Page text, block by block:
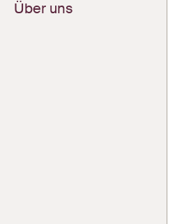
Jetzt bewerben
Kandidatensuche
Über uns